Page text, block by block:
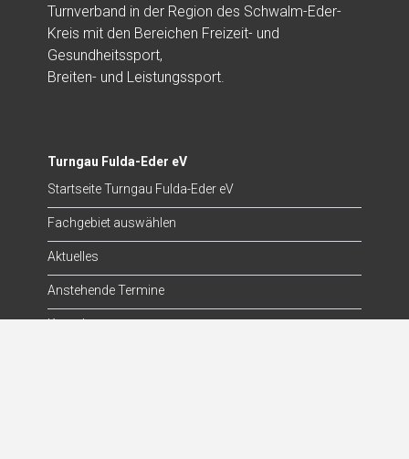
Turnverband in der Region des Schwalm-Eder-
Kreis mit den Bereichen Freizeit- und
Gesundheitssport,
Breiten- und Leistungssport.
Turngau Fulda-Eder eV
Startseite Turngau Fulda-Eder eV
Fachgebiet auswählen
Aktuelles
Anstehende Termine
Kontakt